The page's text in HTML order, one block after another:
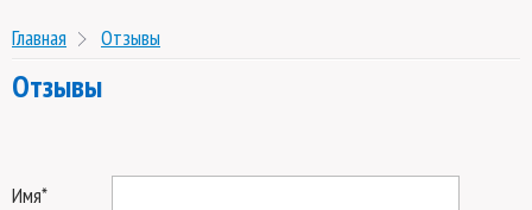
Главная Отзывы
Отзывы
Имя*